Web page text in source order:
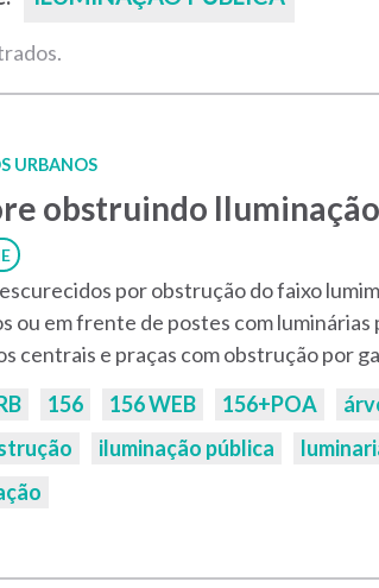
URBANOS
obstruindo
por obstrução do faixo
ou em frente de postes com luminárias
centrais e praças com obstrução por
156 156 WEB 156+POA
iluminação pública